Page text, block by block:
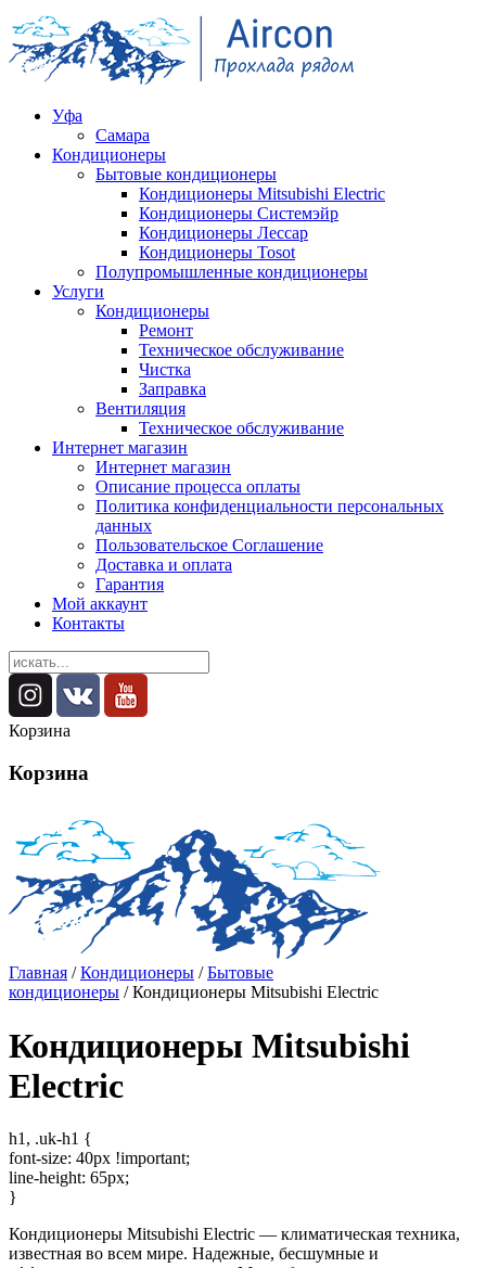
Уфа
Самара
Кондиционеры
Бытовые кондиционеры
Кондиционеры Mitsubishi Electric
Кондиционеры Системэйр
Кондиционеры Лессар
Кондиционеры Tosot
Полупромышленные кондиционеры
Услуги
Кондиционеры
Ремонт
Техническое обслуживание
Чистка
Заправка
Вентиляция
Техническое обслуживание
Интернет магазин
Интернет магазин
Описание процесса оплаты
Политика конфиденциальности персональных
данных
Пользовательское Соглашение
Доставка и оплата
Гарантия
Мой аккаунт
Контакты
Корзина
Корзина
Главная /Кондиционеры /Бытовые
кондиционеры / Кондиционеры Mitsubishi Electric
Кондиционеры Mitsubishi
Electric
h1, .uk-h1 {
font-size: 40px !important;
line-height: 65px;
}
Кондиционеры Mitsubishi Electric — климатическая техника,
известная во всем мире. Надежные, бесшумные и